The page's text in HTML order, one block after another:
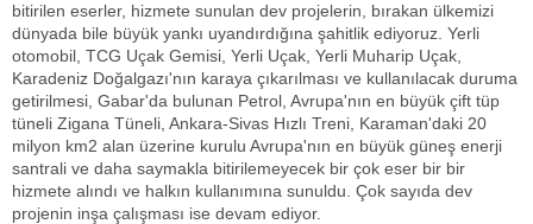
bitirilen eserler, hizmete sunulan dev projelerin, bırakan ülkemizi
dünyada bile büyük yankı uyandırdığına şahitlik ediyoruz. Yerli
otomobil, TCG Uçak Gemisi, Yerli Uçak, Yerli Muharip Uçak,
Karadeniz Doğalgazı'nın karaya çıkarılması ve kullanılacak duruma
getirilmesi, Gabar'da bulunan Petrol, Avrupa'nın en büyük çift tüp
tüneli Zigana Tüneli, Ankara-Sivas Hızlı Treni, Karaman'daki 20
milyon km2 alan üzerine kurulu Avrupa'nın en büyük güneş enerji
santrali ve daha saymakla bitirilemeyecek bir çok eser bir bir
hizmete alındı ve halkın kullanımına sunuldu. Çok sayıda dev
projenin inşa çalışması ise devam ediyor.